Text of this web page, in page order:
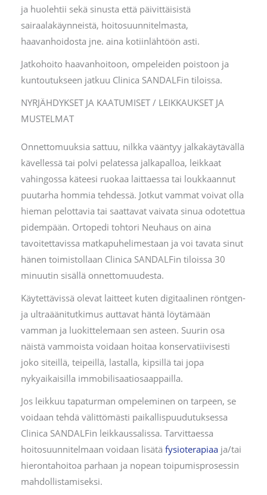
ja huolehtii sekä sinusta että päivittäisistä
sairaalakäynneistä, hoitosuunnitelmasta,
haavanhoidosta jne. aina kotiinlähtöön asti.
Jatkohoito haavanhoitoon, ompeleiden poistoon ja
kuntoutukseen jatkuu Clinica SANDALFin tiloissa.
NYRJÄHDYKSET JA KAATUMISET / LEIKKAUKSET JA
MUSTELMAT
Onnettomuuksia sattuu, nilkka vääntyy jalkakäytävällä
kävellessä tai polvi pelatessa jalkapalloa, leikkaat
vahingossa käteesi ruokaa laittaessa tai loukkaannut
puutarha hommia tehdessä. Jotkut vammat voivat olla
hieman pelottavia tai saattavat vaivata sinua odotettua
pidempään. Ortopedi tohtori Neuhaus on aina
tavoitettavissa matkapuhelimestaan ja voi tavata sinut
hänen toimistollaan Clinica SANDALFin tiloissa 30
minuutin sisällä onnettomuudesta.
Käytettävissä olevat laitteet kuten digitaalinen röntgen-
ja ultraäänitutkimus auttavat häntä löytämään
vamman ja luokittelemaan sen asteen. Suurin osa
näistä vammoista voidaan hoitaa konservatiivisesti
joko siteillä, teipeillä, lastalla, kipsillä tai jopa
nykyaikaisilla immobilisaatiosaappailla.
Jos leikkuu tapaturman ompeleminen on tarpeen, se
voidaan tehdä välittömästi paikallispuudutuksessa
Clinica SANDALFin leikkaussalissa. Tarvittaessa
hoitosuunnitelmaan voidaan lisätä fysioterapiaa ja/tai
hierontahoitoa parhaan ja nopean toipumisprosessin
mahdollistamiseksi.